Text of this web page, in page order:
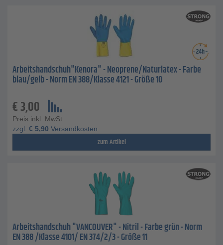
Arbeitshandschuh"Kenora" - Neoprene/Naturlatex - Farbe
blau/gelb - Norm EN 388/Klasse 4121 - Größe 10
€3,00
Preis inkl. MwSt.
zzgl. € 5,90 Versandkosten
zum Artikel
Arbeitshandschuh "VANCOUVER" - Nitril - Farbe grün - Norm
EN 388 /Klasse 4101/ EN 374/2/3 - Größe 11